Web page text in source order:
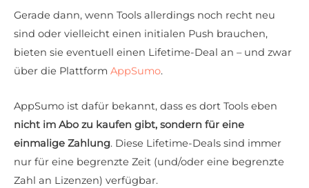
Gerade dann, wenn Tools allerdings noch recht neu
sind oder vielleicht einen initialen Push brauchen,
bieten sie eventuell einen Lifetime-Deal an – und zwar
über die Plattform AppSumo.
AppSumo ist dafür bekannt, dass es dort Tools eben
nicht im Abo zu kaufen gibt, sondern für eine
einmalige Zahlung. Diese Lifetime-Deals sind immer
nur für eine begrenzte Zeit (und/oder eine begrenzte
Zahl an Lizenzen) verfügbar.